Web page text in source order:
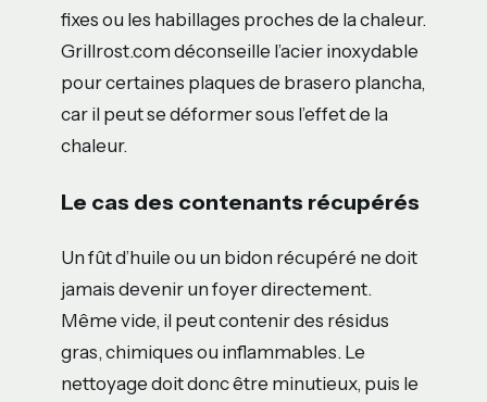
fixes ou les habillages proches de la chaleur.
Grillrost.com déconseille l’acier inoxydable
pour certaines plaques de brasero plancha,
car il peut se déformer sous l’effet de la
chaleur.
Le cas des contenants récupérés
Un fût d’huile ou un bidon récupéré ne doit
jamais devenir un foyer directement.
Même vide, il peut contenir des résidus
gras, chimiques ou inflammables. Le
nettoyage doit donc être minutieux, puis le